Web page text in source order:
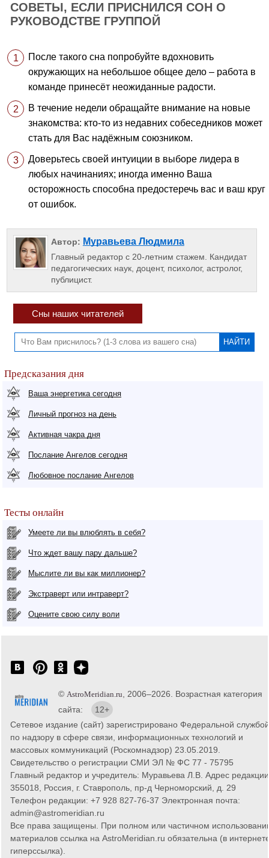
СОВЕТЫ, ЕСЛИ ПРИСНИЛСЯ СОН О
РУКОВОДСТВЕ ГРУППОЙ
После такого сна попробуйте вдохновить
окружающих на небольшое общее дело – работа в
команде принесёт неожиданные радости.
В течение недели обращайте внимание на новые
знакомства: кто-то из недавних собеседников может
стать для Вас надёжным союзником.
Доверьтесь своей интуиции в выборе лидера в
любых начинаниях; иногда именно Ваша
осторожность способна предостеречь вас и ваш круг
от ошибок.
Автор: Муравьева Людмила
Главный редактор с 20-летним стажем. Кандидат
педагогических наук, доцент, психолог, астролог,
публицист.
Сны наших читателей
Предсказания дня
Ваша энергетика сегодня
Личный прогноз на день
Активная чакра дня
Послание Ангелов сегодня
Любовное послание Ангелов
Тесты онлайн
Умеете ли вы влюблять в себя?
Что ждет вашу пару дальше?
Мыслите ли вы как миллионер?
Экстраверт или интраверт?
Оцените свою силу воли
© AstroMeridian.ru , 2006–2026. Возрастная категория
сайта:
12+
Сетевое издание (сайт) зарегистрировано Федеральной службой
по надзору в сфере связи, информационных технологий и
массовых коммуникаций (Роскомнадзор) 23.05.2019.
Свидетельство о регистрации СМИ ЭЛ № ФС 77 - 75795
Главный редактор и учредитель: Муравьева Л.В. Адрес
355018, Россия, г. Ставрополь, пр-д Черноморский, д. 29
Телефон редакции: +7 928 827-76-37 Электронная почта:
admin@astromeridian.ru
Все права защищены. При полном или частичном
материалов ссылка на AstroMeridian.ru обязательна (в
гиперссылка).